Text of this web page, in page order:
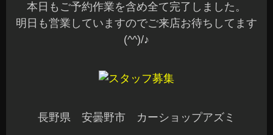
本日もご予約作業を含め全て完了しました。
明日も営業していますのでご来店お待ちしてます
(^^)/♪
長野県 安曇野市 カーショップアズミ